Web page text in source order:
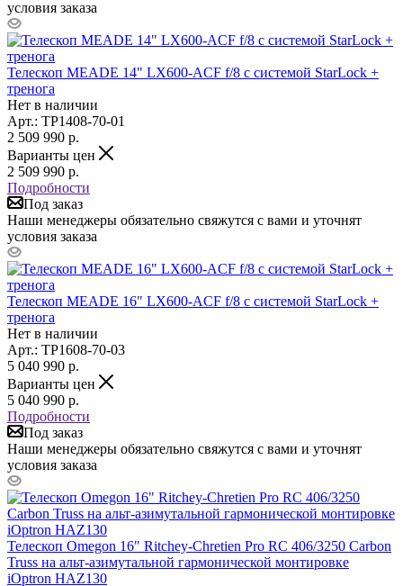
условия заказа
Телескоп MEADE 14" LX600-ACF f/8 с системой StarLock +
тренога
Нет в наличии
Арт.: TP1408-70-01
2 509 990 р.
Варианты цен
2 509 990 р.
Подробности
Под заказ
Наши менеджеры обязательно свяжутся с вами и уточнят
условия заказа
Телескоп MEADE 16" LX600-ACF f/8 с системой StarLock +
тренога
Нет в наличии
Арт.: TP1608-70-03
5 040 990 р.
Варианты цен
5 040 990 р.
Подробности
Под заказ
Наши менеджеры обязательно свяжутся с вами и уточнят
условия заказа
Телескоп Omegon 16" Ritchey-Chretien Pro RC 406/3250 Carbon
Truss на альт-азимутальной гармонической монтировке
iOptron HAZ130